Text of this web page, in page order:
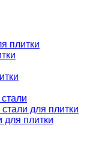
плитки
для плитки
для плитки